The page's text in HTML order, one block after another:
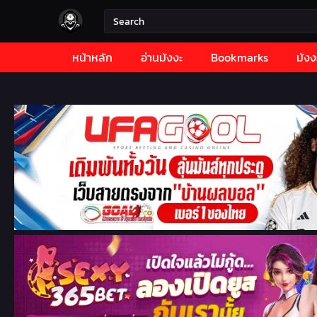
หน้าหลัก อ่านมังงะ Bookmarks มังง